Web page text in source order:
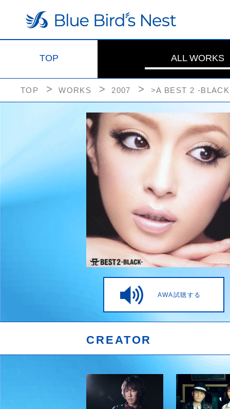
TOP ALL WORKS
TOP WORKS 2007 >A BEST 2 -
AWA試聴する
CREATOR